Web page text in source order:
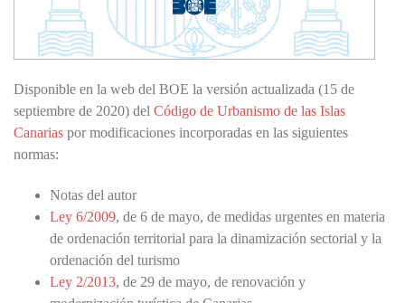
Disponible en la web del BOE la versión actualizada (15 de
septiembre de 2020) del Código de Urbanismo de las Islas
Canarias por modificaciones incorporadas en las siguientes
normas:
Notas del autor
Ley 6/2009, de 6 de mayo, de medidas urgentes en materia
de ordenación territorial para la dinamización sectorial y la
ordenación del turismo
Ley 2/2013, de 29 de mayo, de renovación y